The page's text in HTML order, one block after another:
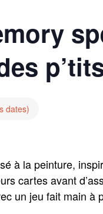
dates)
à la peinture,
cartes avant
un jeu fait main à